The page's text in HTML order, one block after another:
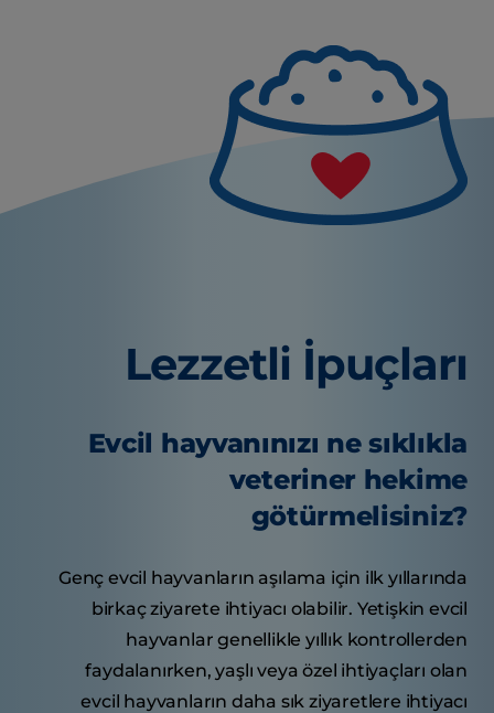
Lezzetli İpuçları
Evcil hayvanınızı ne sıklıkla
veteriner hekime
götürmelisiniz?
Genç evcil hayvanların aşılama için ilk yıllarında
birkaç ziyarete ihtiyacı olabilir. Yetişkin evcil
hayvanlar genellikle yıllık kontrollerden
faydalanırken, yaşlı veya özel ihtiyaçları olan
evcil hayvanların daha sık ziyaretlere ihtiyacı